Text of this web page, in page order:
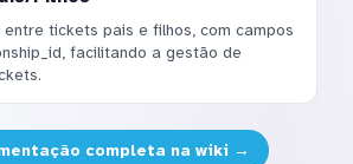
tickets pais e filhos, com campos
facilitando a gestão de
completa na wiki →